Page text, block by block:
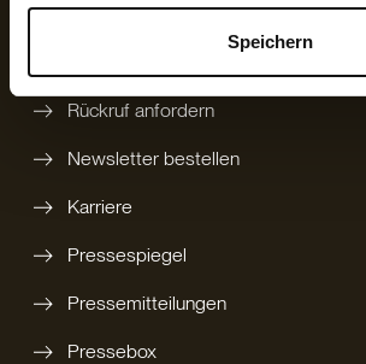
Speichern
gedruckten Katalog bestellen
Rückruf anfordern
Newsletter bestellen
Karriere
Pressespiegel
Pressemitteilungen
Pressebox